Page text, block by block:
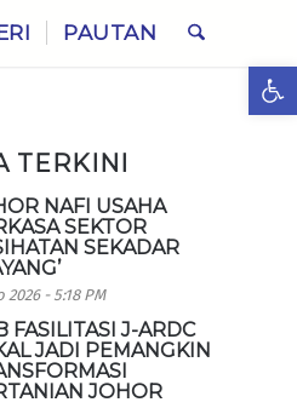
PAUTAN
TERKINI
NAFI USAHA
SEKTOR
SEKADAR
2026 - 5:18 PM
FASILITASI J-ARDC
JADI PEMANGKIN
JOHOR